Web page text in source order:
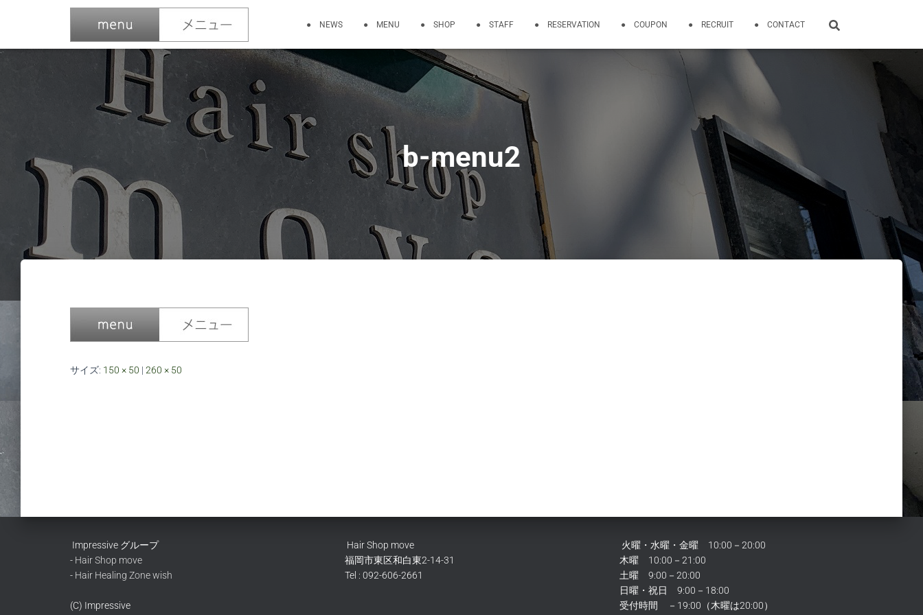
● NEWS ● MENU ● SHOP ● STAFF ● RESERVATION ● COUPON ● RECRUIT ● CONTACT
b-menu2
サイズ: 150 × 50 | 260 × 50
Impressive グループ
- Hair Shop move
- Hair Healing Zone wish
(C) Impressive
Hair Shop move
福岡市東区和白東2-14-31
Tel : 092-606-2661
火曜・水曜・金曜 10:00－20:00
木曜 10:00－21:00
土曜 9:00－20:00
日曜・祝日 9:00－18:00
受付時間 －19:00（木曜は20:00）